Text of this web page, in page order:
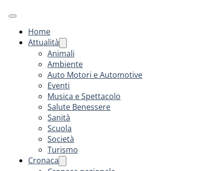
Home
Attualità
Animali
Ambiente
Auto Motori e Automotive
Eventi
Musica e Spettacolo
Salute Benessere
Sanità
Scuola
Società
Turismo
Cronaca